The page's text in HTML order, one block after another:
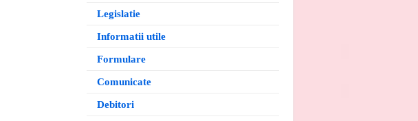
Legislatie
Informatii utile
Formulare
Comunicate
Debitori